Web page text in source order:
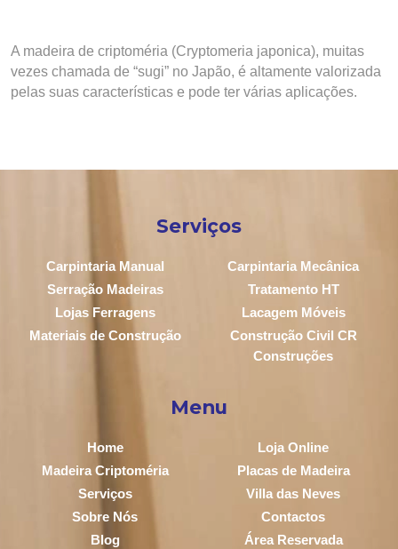
A madeira de criptoméria (Cryptomeria japonica), muitas
vezes chamada de “sugi” no Japão, é altamente valorizada
pelas suas características e pode ter várias aplicações.
Serviços
Carpintaria Manual
Carpintaria Mecânica
Serração Madeiras
Tratamento HT
Lojas Ferragens
Lacagem Móveis
Materiais de Construção
Construção Civil CR
Construções
Menu
Home
Loja Online
Madeira Criptoméria
Placas de Madeira
Serviços
Villa das Neves
Sobre Nós
Contactos
Blog
Área Reservada